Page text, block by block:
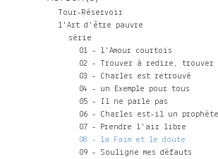
KTour-Réservoir
l'Art d'être pauvre
série
01 - l'Amour courtois
02 - Trouver à redire,
03 - Charles est retrouvé
04 - un Exemple pour tous
05 - Il ne parle pas
06 - Charles est-il un
07 - Prendre l'air libre
08 - la Faim et le doute
09 - Souligne mes défauts